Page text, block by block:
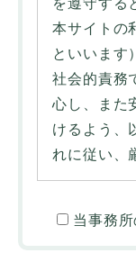
を遵守する
本サイトの
といいます
社会的責務
心し、また
けるよう、
れに従い、
1. 個人情
当事務